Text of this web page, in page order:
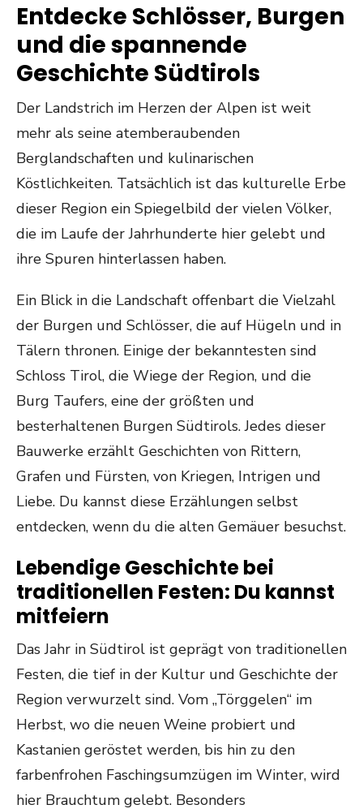
Entdecke Schlösser, Burgen
und die spannende
Geschichte Südtirols
Der Landstrich im Herzen der Alpen ist weit
mehr als seine atemberaubenden
Berglandschaften und kulinarischen
Köstlichkeiten. Tatsächlich ist das kulturelle Erbe
dieser Region ein Spiegelbild der vielen Völker,
die im Laufe der Jahrhunderte hier gelebt und
ihre Spuren hinterlassen haben.
Ein Blick in die Landschaft offenbart die Vielzahl
der Burgen und Schlösser, die auf Hügeln und in
Tälern thronen. Einige der bekanntesten sind
Schloss Tirol, die Wiege der Region, und die
Burg Taufers, eine der größten und
besterhaltenen Burgen Südtirols. Jedes dieser
Bauwerke erzählt Geschichten von Rittern,
Grafen und Fürsten, von Kriegen, Intrigen und
Liebe. Du kannst diese Erzählungen selbst
entdecken, wenn du die alten Gemäuer besuchst.
Lebendige Geschichte bei
traditionellen Festen: Du kannst
mitfeiern
Das Jahr in Südtirol ist geprägt von traditionellen
Festen, die tief in der Kultur und Geschichte der
Region verwurzelt sind. Vom „Törggelen“ im
Herbst, wo die neuen Weine probiert und
Kastanien geröstet werden, bis hin zu den
farbenfrohen Faschingsumzügen im Winter, wird
hier Brauchtum gelebt. Besonders